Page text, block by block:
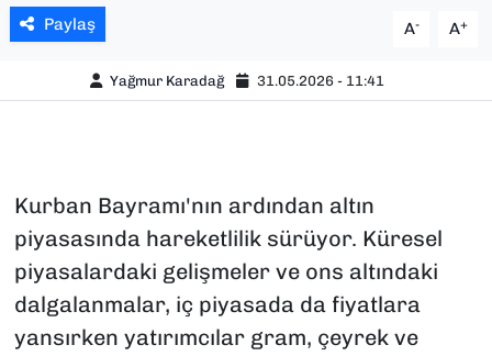
Paylaş A- A+
Yağmur Karadağ 31.05.2026 - 11:41
Kurban Bayramı'nın ardından altın
piyasasında hareketlilik sürüyor. Küresel
piyasalardaki gelişmeler ve ons altındaki
dalgalanmalar, iç piyasada da fiyatlara
yansırken yatırımcılar gram, çeyrek ve